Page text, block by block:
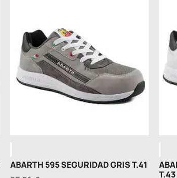
ABARTH 595 SEGURIDAD GRIS T.41
T.43